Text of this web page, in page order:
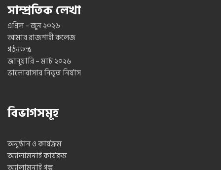
সাম্প্রতিক লেখা
এপ্রিল – জুন ২০২৬
আমার রাজশাহী কলেজ
গঠনতন্ত্র
জানুয়ারি – মার্চ ২০২৬
ভালোবাসার নিভৃত নির্যাস
বিভাগসমূহ
অনুষ্ঠান ও কার্যক্রম
অ্যালামনাই কার্যক্রম
অ্যালামনাই গল্প